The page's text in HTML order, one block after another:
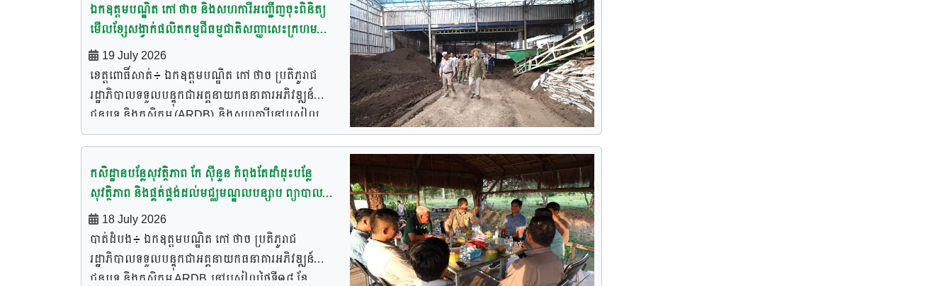
ប្រសើរ។ លើសពីនេះ ឯកឧត្ដមអគ្គនាយករង បានលើក
ទឹកចិត្តប្រជាកសិករ ឱ្យចូលរួមជាមួយ សមាគមបណ្ដាញ
កសិករតេជោ ដើម្បីទទួលបានឱកាសពង្រីកទីផ្សារ និងការ
ដោះស្រាយបញ្ហានានា តាមរយៈសមាគមបណ្ដាញ
កសិករតេជោ។ ជាចុងក្រោយ ឯកឧត្ដមអគ្គនាយករង
បានពាំនាំប្រសាន៍ផ្ដាំផ្ញើសួរសុខទុក្ខ របស់ឯកឧត្ដមបណ្ឌិត
[…]
ចិញ្ចឹមមាន់យកស៊ុត និងខ្សែច្រវាក់ផលិតកម្មកែច្នៃចំណី
របស់ក្រុមហ៊ុន PP Agrotech Co,.Ltd ដែលមានទីតាំង
ស្ថិតនៅសង្កាត់សាលាក្រៅ ក្រុងប៉ៃលិន ខេត្តប៉ៃលិន។
បច្ចុប្បន្ន ក្រុមហ៊ុន PP Agrotech Co,.Ltd កំពុងចិញ្ចឹម
មាន់យកស៊ុតចំនួន ២៣ ម៉ឺនក្បាល ដែលអាចផ្ដល់ស៊ុត
ប្រមាណជាង ២១ ម៉ឺនគ្រាប់ ក្នុង១ថ្ងៃ។ ទន្ទឹមនេះ ក្រុម
ស្រុក ដែលអាចផលិតចំណីបានប្រមាណ ១៦០ តោន
ក្នុង១ថ្ងៃ និងអាចបង្កើនការផលិតបន្ថែមទៀត តាម
តម្រូវការអតិថិជន។ បន្ថែមពីនេះ ក្រុមហ៊ុនក៏បាននិង
កំពុងពង្រីកផលិតកម្មទៅខេត្តផ្សេងៗទៀត និងគំរូអាជីវ
កម្ម ដល់កសិករដែលមានចំណាប់អារម្មណ៍ចិញ្ចឹមមាន់យក
ស៊ុត ផងដែរ។ […]
ឯកឧត្តមបណ្ឌិត កៅ ថាច និងសហការីអញ្ជើញចុះពិនិត្យ
មើលខ្សែសង្វាក់ផលិតកម្មជីធម្មជាតិសញ្ញាសេះក្រហមនៅ
ស្រុកបាកាន ខេត្តពោធិ៍សាត់ ដែលកំពុងផលិតជីធម្មជាតិ
បម្រើឱ្យវិស័យកសិកម្ម
19 July 2026
ខេត្តពោធិ៍សាត់៖ ឯកឧត្តមបណ្ឌិត កៅ ថាច ប្រតិភូរាជ
រដ្ឋាភិបាលទទួលបន្ទុកជាអគ្គនាយកធនាគារអភិវឌ្ឍន៍
ជនបទ និងកសិកម្ម (ARDB) និងសហការីនៅរសៀល
ថ្ងៃទី១៩ ខែកក្កដា ឆ្នាំ២០២៦នេះ បានអញ្ជើញចុះពិនិត្យ
សញ្ញាសេះក្រហម ដែលមានទីតាំងស្ថិតនៅភូមិចំការអូ
ឃុំអូតាប៉ោង ស្រុកបាកាន ខេត្តពោធិ៍សាត់ ។ ការអញ្ជើញ
ចុះពិនិតយរបស់ ឯកឧត្តមបណ្ឌិត កៅ ថាច គឺអមដំណើរ
ដោយ ឯកឧត្តម បាន លឹម និងឯកឧត្តម ប៉ិច សានី អគ្គ
នាយករង ព្រមទាំងសហការី ដែលក្នុងគោលដៅសំខាន់
ដើម្បីស្វែងយល់ពីវឌ្ឍនភាព និងការផលិតជីធម្មជាតិ
កសិដ្ឋានបន្លែសុវត្ថិភាព កែ ស៊ីនួន កំពុងតែដាំដុះបន្លែ
សុវត្ថិភាព និងផ្គត់ផ្គង់ដល់មជ្ឈមណ្ឌលបន្សាប ព្យាបាល
និងស្តារនីតិសម្បទាអ្នកញៀនគ្រឿងញៀន
18 July 2026
បាត់ដំបង៖ ឯកឧត្តមបណ្ឌិត កៅ ថាច ប្រតិភូរាជ
រដ្ឋាភិបាលទទួលបន្ទុកជាអគ្គនាយកធនាគារអភិវឌ្ឍន៍
ជនបទ និងកសិកម្ម ARDB នៅរសៀលថ្ងៃទី១៨ ខែ